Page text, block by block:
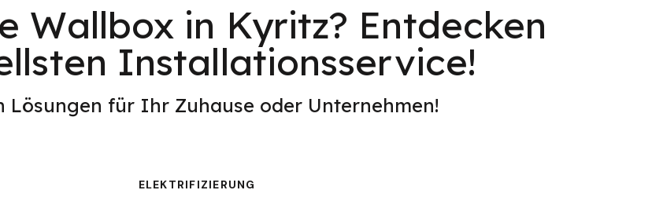
Wallbox in Kyritz? Entdecken
Installationsservice!
Lösungen für Ihr Zuhause oder Unternehmen!
ELEKTRIFIZIERUNG